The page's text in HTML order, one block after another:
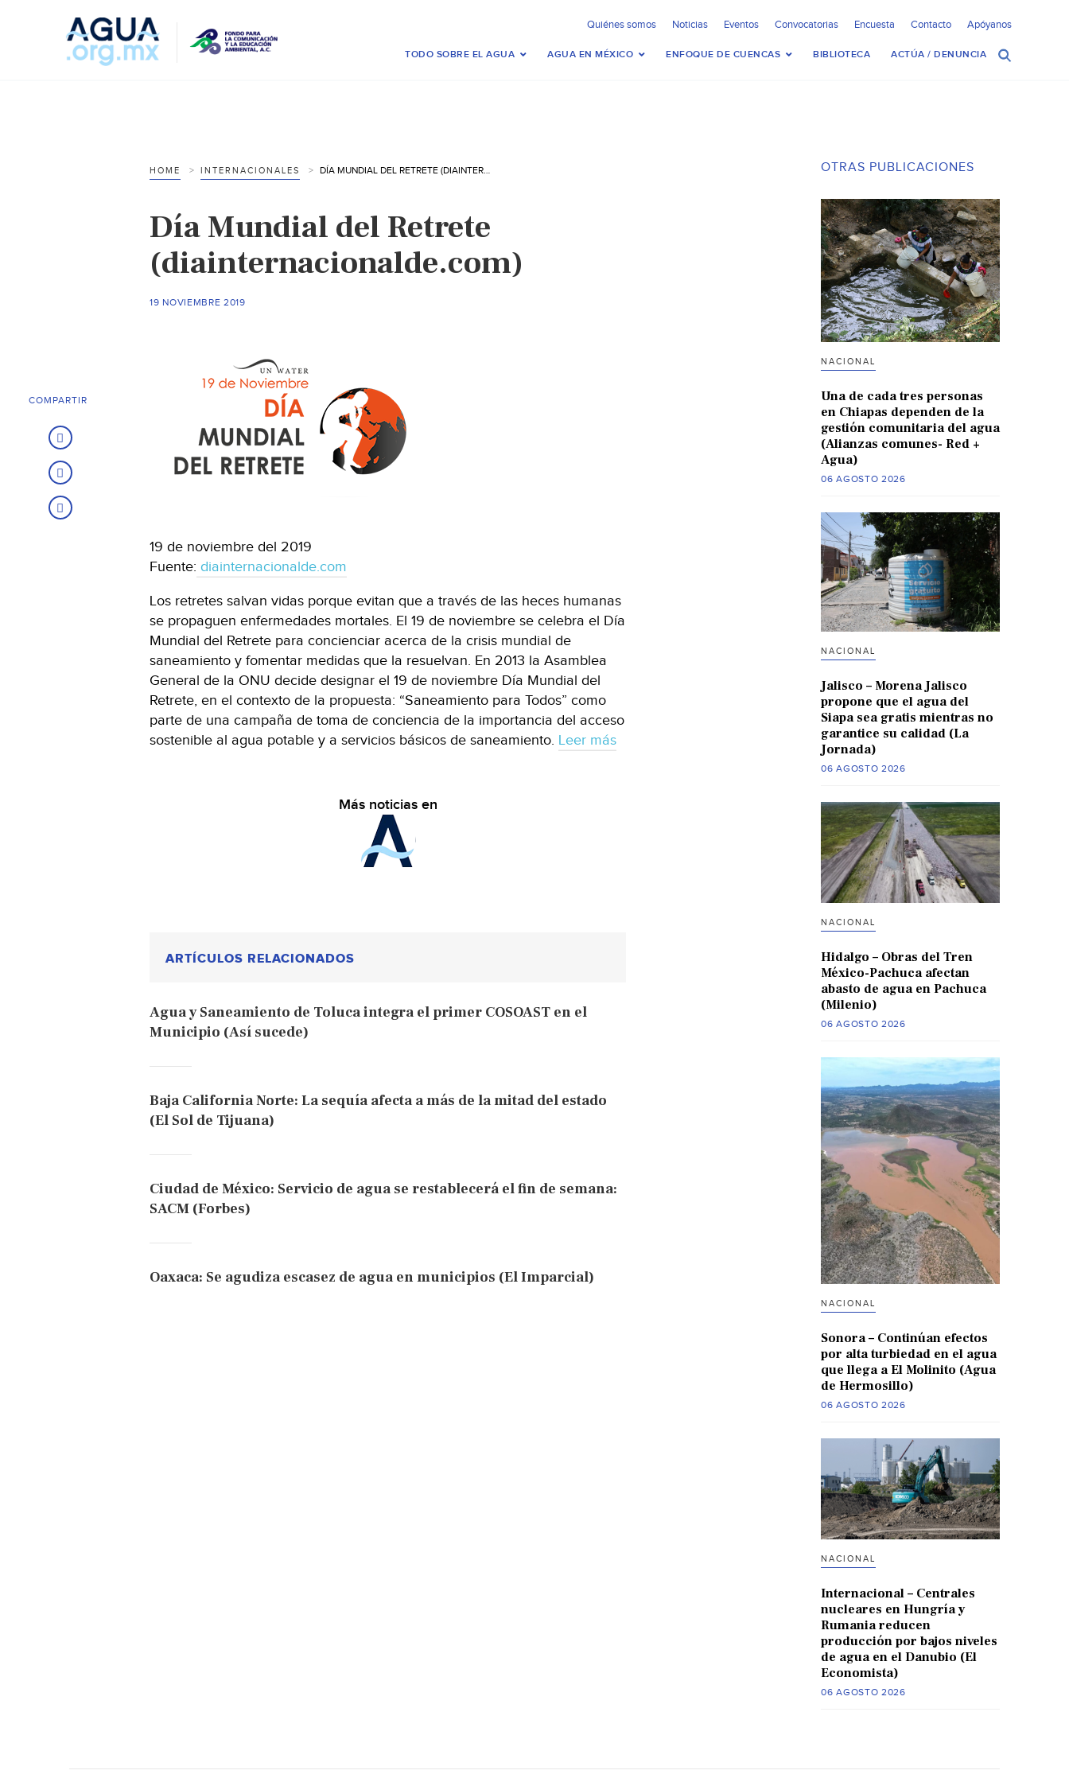
Quiénes somos Noticias Eventos Convocatorias Encuesta Contacto Apóyanos
TODO SOBRE EL AGUA AGUA EN MÉXICO ENFOQUE DE CUENCAS BIBLIOTECA ACTÚA / DENUNCIA
HOME INTERNACIONALES DÍA MUNDIAL DEL RETRETE (DIAINTERNACIONALDE.COM)
Día Mundial del Retrete
(diainternacionalde.com)
19 NOVIEMBRE 2019
19 de noviembre del 2019
Fuente: diainternacionalde.com
Los retretes salvan vidas porque evitan que a través de las heces humanas
se propaguen enfermedades mortales. El 19 de noviembre se celebra el Día
Mundial del Retrete para concienciar acerca de la crisis mundial de
saneamiento y fomentar medidas que la resuelvan. En 2013 la Asamblea
General de la ONU decide designar el 19 de noviembre Día Mundial del
Retrete, en el contexto de la propuesta: “Saneamiento para Todos” como
parte de una campaña de toma de conciencia de la importancia del acceso
sostenible al agua potable y a servicios básicos de saneamiento. Leer más
Más noticias en
ARTÍCULOS RELACIONADOS
Agua y Saneamiento de Toluca integra el primer COSOAST en el
Municipio (Así sucede)
Baja California Norte: La sequía afecta a más de la mitad del estado
(El Sol de Tijuana)
Ciudad de México: Servicio de agua se restablecerá el fin de semana:
SACM (Forbes)
Oaxaca: Se agudiza escasez de agua en municipios (El Imparcial)
COMPARTIR
OTRAS PUBLICACIONES
NACIONAL
Una de cada tres personas
en Chiapas dependen de la
gestión comunitaria del agua
(Alianzas comunes- Red +
Agua)
06 AGOSTO 2026
NACIONAL
Jalisco – Morena Jalisco
propone que el agua del
Siapa sea gratis mientras no
garantice su calidad (La
Jornada)
06 AGOSTO 2026
NACIONAL
Hidalgo – Obras del Tren
México-Pachuca afectan
abasto de agua en Pachuca
(Milenio)
06 AGOSTO 2026
NACIONAL
Sonora – Continúan efectos
por alta turbiedad en el agua
que llega a El Molinito (Agua
de Hermosillo)
06 AGOSTO 2026
NACIONAL
Internacional – Centrales
nucleares en Hungría y
Rumania reducen
producción por bajos niveles
de agua en el Danubio (El
Economista)
06 AGOSTO 2026